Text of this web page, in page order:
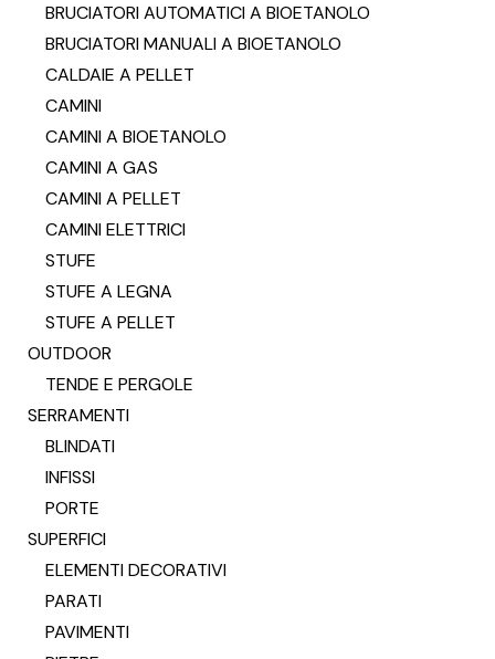
BRUCIATORI AUTOMATICI A BIOETANOLO
BRUCIATORI MANUALI A BIOETANOLO
CALDAIE A PELLET
CAMINI
CAMINI A BIOETANOLO
CAMINI A GAS
CAMINI A PELLET
CAMINI ELETTRICI
STUFE
STUFE A LEGNA
STUFE A PELLET
OUTDOOR
TENDE E PERGOLE
SERRAMENTI
BLINDATI
INFISSI
PORTE
SUPERFICI
ELEMENTI DECORATIVI
PARATI
PAVIMENTI